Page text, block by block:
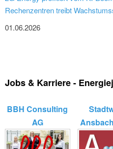
Rechenzentren treibt
01.06.2026
Jobs & Karriere -
BBH Consulting
AG